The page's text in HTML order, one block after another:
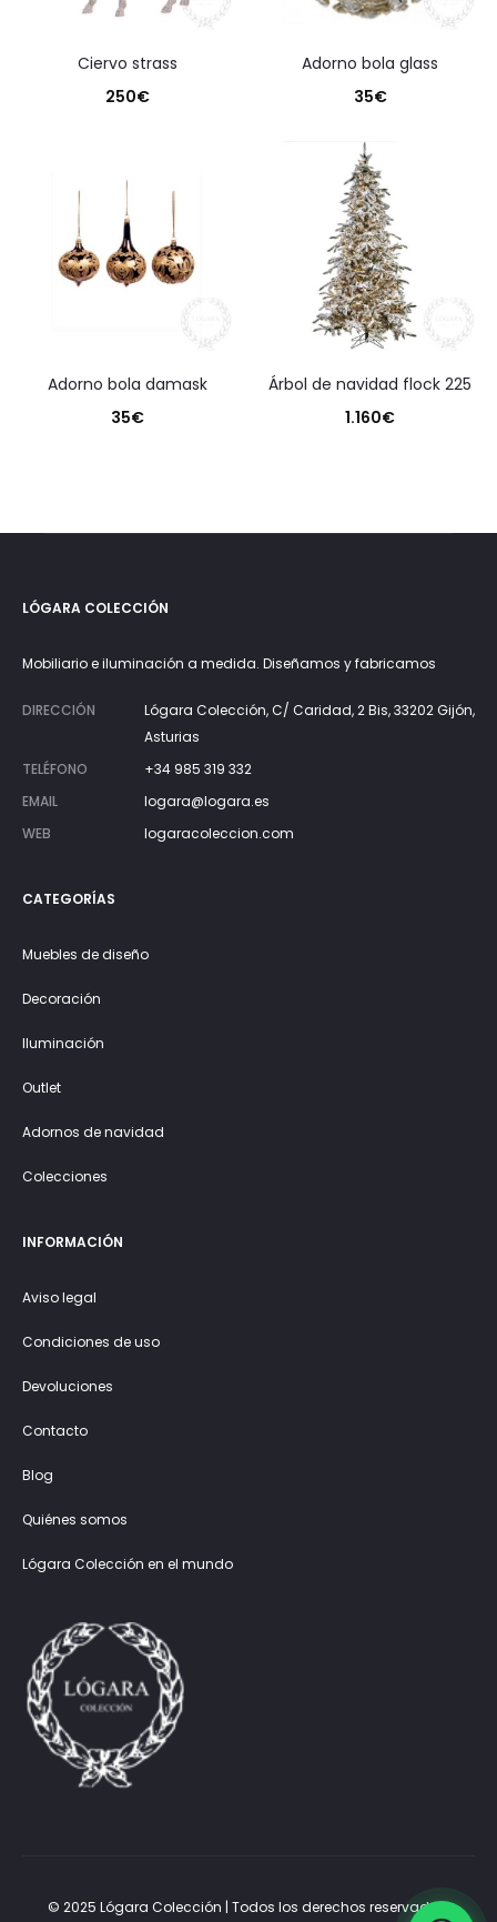
ciervo strass
250€
adorno bola glass
35€
adorno bola damask
35€
árbol de navidad flock 225
1.160€
LÓGARA COLECCIÓN
Mobiliario e iluminación a medida. Diseñamos y fabricamos
DIRECCIÓN
Lógara Colección, C/ Caridad, 2 Bis, 33202 Gijón,
Asturias
TELÉFONO
+34 985 319 332
EMAIL
logara@logara.es
WEB
logaracoleccion.com
CATEGORÍAS
Muebles de diseño
Decoración
Iluminación
Outlet
Adornos de navidad
Colecciones
INFORMACIÓN
Aviso legal
Condiciones de uso
Devoluciones
Contacto
Blog
Quiénes somos
Lógara Colección en el mundo
© 2025 Lógara Colección | Todos los derechos reservados.